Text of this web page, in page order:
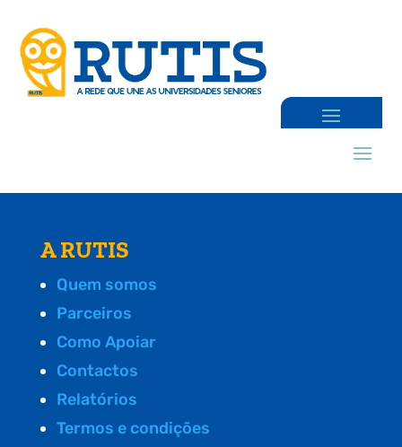
A RUTIS
Quem somos
Parceiros
Como Apoiar
Contactos
Relatórios
Termos e condições